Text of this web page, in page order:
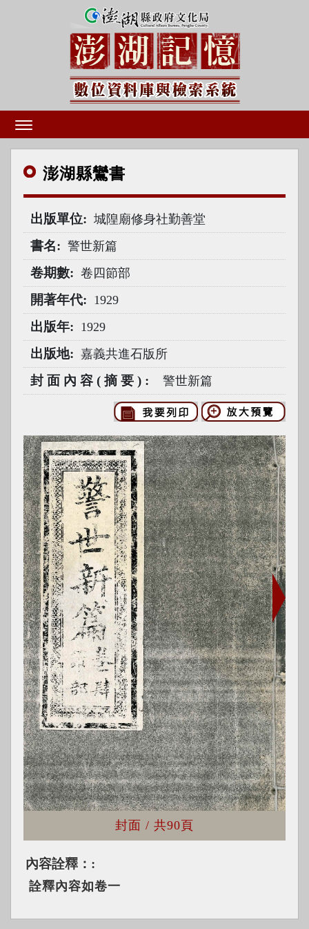
澎湖縣鸞書
出版單位 城隍廟修身社勤善堂
書名 警世新篇
卷期數 卷四節部
開著年代 1929
出版年 1929
出版地 嘉義共進石版所
封面內容(摘要) 警世新篇
封面 / 共90頁
內容詮釋：
詮釋內容如卷一